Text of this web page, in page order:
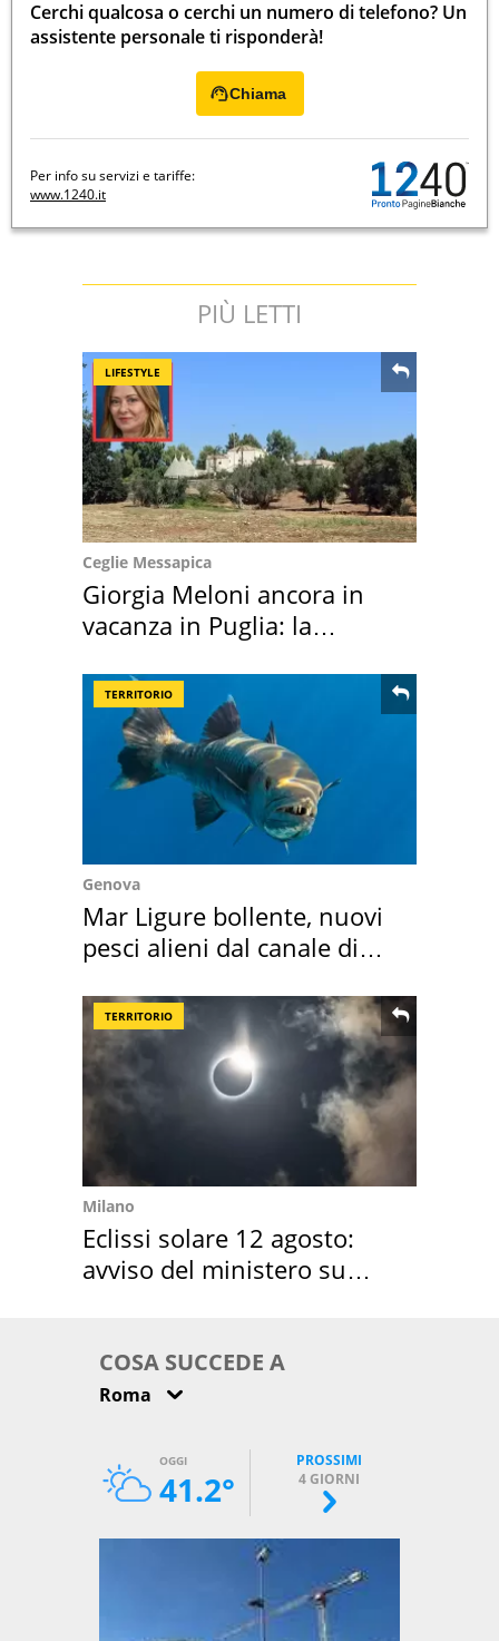
Cerchi qualcosa o cerchi un numero di telefono? Un
assistente personale ti risponderà!
Chiama
Per info su servizi e tariffe:
www.1240.it
PIÙ LETTI
LIFESTYLE
Ceglie Messapica
Giorgia Meloni ancora in
vacanza in Puglia: la
TERRITORIO
Genova
Mar Ligure bollente, nuovi
pesci alieni dal canale di
TERRITORIO
Milano
Eclissi solare 12 agosto:
avviso del ministero su